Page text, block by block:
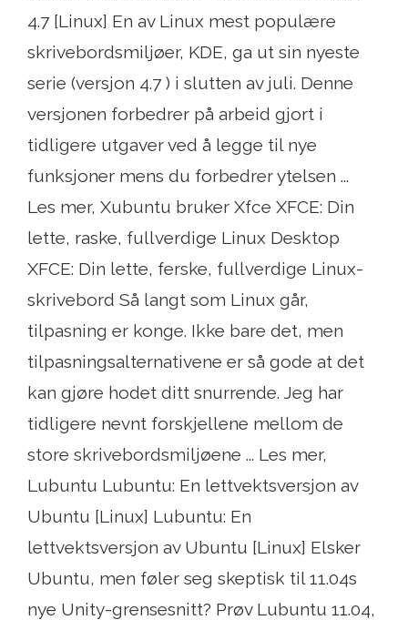
4.7 [Linux] En av Linux mest populære
skrivebordsmiljøer, KDE, ga ut sin nyeste
serie (versjon 4.7 ) i slutten av juli. Denne
versjonen forbedrer på arbeid gjort i
tidligere utgaver ved å legge til nye
funksjoner mens du forbedrer ytelsen ...
Les mer, Xubuntu bruker Xfce XFCE: Din
lette, raske, fullverdige Linux Desktop
XFCE: Din lette, ferske, fullverdige Linux-
skrivebord Så langt som Linux går,
tilpasning er konge. Ikke bare det, men
tilpasningsalternativene er så gode at det
kan gjøre hodet ditt snurrende. Jeg har
tidligere nevnt forskjellene mellom de
store skrivebordsmiljøene ... Les mer,
Lubuntu Lubuntu: En lettvektsversjon av
Ubuntu [Linux] Lubuntu: En
lettvektsversjon av Ubuntu [Linux] Elsker
Ubuntu, men føler seg skeptisk til 11.04s
nye Unity-grensesnitt? Prøv Lubuntu 11.04,